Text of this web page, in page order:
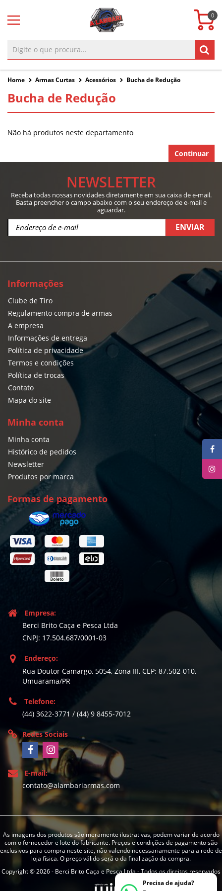
0
Home Armas Curtas Acessórios Bucha de Redução
Bucha de Redução
Não há produtos neste departamento
Continuar
NEWSLETTER
Receba todas nossas novidades diretamente em sua caixa de e-mail.
Basta preencher o campo abaixo com o seu endereço de e-mail e
aguardar.
ENVIAR
Informações
Clube de Tiro
Regulamento compra de armas
A empresa
Informações de entrega
Política de privacidade
Termos e condições
Política de trocas
Contato
Mapa do site
Minha conta
Minha conta
Histórico de pedidos
Newsletter
Produtos por marca
Formas de pagamento
Empresa:
Berci Brito Caça e Pesca Ltda
CNPJ: 17.504.687/0001-03
Endereço:
Rua Doutor Camargo, 5054, Zona III, CEP: 87.502-010,
Umuarama/PR
Telefone:
(44) 3622-3771 / (44) 9 8455-7012
Redes Sociais
E-mail:
contato@alambariarmas.com
As imagens dos produtos são meramente ilustrativas, podem variar de acordo
com o fornecedor e lote do fabricante. Preços e condições de pagamento são
exclusivos para compra neste site, não valendo necessariamente para a rede de
loja física. O preço válido será o da finalização da compra.
Copyright © 2026 - Berci Brito Caça e Pesca Ltda - Todos os direitos reservados
Precisa de ajuda?